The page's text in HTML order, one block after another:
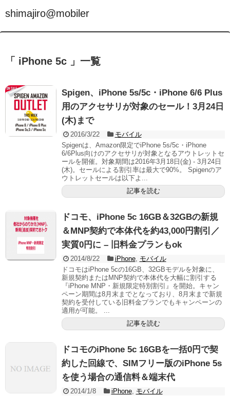
shimajiro@mobiler
「 iPhone 5c 」一覧
Spigen、iPhone 5s/5c・iPhone 6/6 Plus
用のアクセサリが対象のセール！3月24日
(木)まで
2016/3/22
モバイル
Spigenは、Amazon限定でiPhone 5s/5c・iPhone
6/6Plus向けのアクセサリが対象となるアウトレットセ
ールを開催。対象期間は2016年3月18日(金) - 3月24日
(木)。セールによる割引率は最大で90%。 Spigenのア
ウトレットセールは以下よ...
記事を読む
ドコモ、iPhone 5c 16GB＆32GBの新規
＆MNP契約で本体代を約43,000円割引／
実質0円に – 旧料金プランもok
2014/8/22 iPhone, モバイル
ドコモはiPhone 5cの16GB、32GBモデルを対象に、
新規契約またはMNP契約で本体代を大幅に割引する
『iPhone MNP・新規限定特別割引』を開始。キャン
ペーン期間は8月末までとなっており、8月末まで新規
契約を受付している旧料金プランでもキャンペーンの
適用が可能。 ...
記事を読む
ドコモのiPhone 5c 16GBを一括0円で契
約した回線で、SIMフリー版のiPhone 5s
を使う場合の通信料＆端末代
2014/1/8 iPhone, モバイル